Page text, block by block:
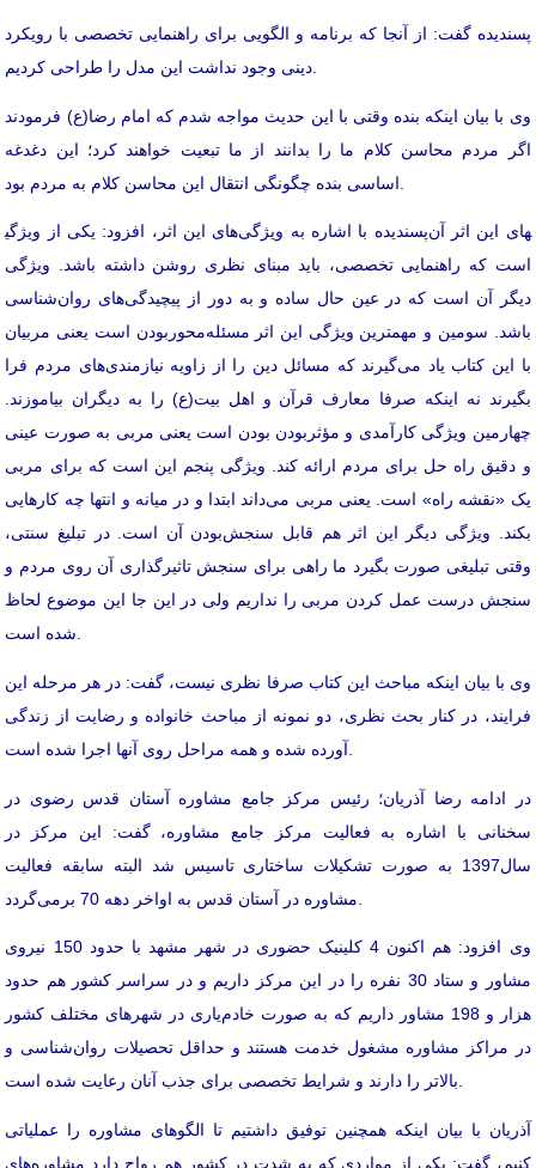
پسندیده گفت: از آنجا که برنامه و الگویی برای راهنمایی تخصصی با رویکرد
وی با بیان اینکه بنده وقتی با این حدیث مواجه شدم که امام رضا(ع) فرمودند
اگر مردم محاسن کلام ما را بدانند از ما تبعیت خواهند کرد؛ این دغدغه
پسندیده با اشاره به ویژگی‌های این اثر، افزود: یکی از ویژگی‎های این اثر آن
است که راهنمایی تخصصی، باید مبنای نظری روشن داشته باشد. ویژگی
دیگر آن است که در عین حال ساده و به دور از پیچیدگی‌های روان‌شناسی
باشد. سومین و مهمترین ویژگی این اثر مسئله‌محوربودن است یعنی مربیان
با این کتاب یاد می‌گیرند که مسائل دین را از زاویه نیازمندی‌های مردم فرا
بگیرند نه اینکه صرفا معارف قرآن و اهل بیت(ع) را به دیگران بیاموزند.
چهارمین ویژگی کارآمدی و مؤثربودن بودن است یعنی مربی به صورت عینی
و دقیق راه حل برای مردم ارائه کند. ویژگی پنجم این است که برای مربی
یک «نقشه راه» است. یعنی مربی می‌داند ابتدا و در میانه و انتها چه کارهایی
بکند. ویژگی دیگر این اثر هم قابل سنجش‌بودن آن است. در تبلیغ سنتی،
وقتی تبلیغی صورت بگیرد ما راهی برای سنجش تاثیرگذاری آن روی مردم و
سنجش درست عمل کردن مربی را نداریم ولی در این جا این موضوع لحاظ
شده است.
وی با بیان اینکه مباحث این کتاب صرفا نظری نیست، گفت: در هر مرحله این
فرایند، در کنار بحث نظری، دو نمونه از مباحث خانواده و رضایت از زندگی
در ادامه رضا آذریان؛ رئیس مرکز جامع مشاوره آستان قدس رضوی در
سخنانی با اشاره به فعالیت مرکز جامع مشاوره، گفت: این مرکز در
سال1397 به صورت تشکیلات ساختاری تاسیس شد البته سابقه فعالیت
وی افزود: هم اکنون 4 کلینیک حضوری در شهر مشهد با حدود 150 نیروی
مشاور و ستاد 30 نفره را در این مرکز داریم و در سراسر کشور هم حدود
هزار و 198 مشاور داریم که به صورت خادم‌یاری در شهرهای مختلف کشور
در مراکز مشاوره مشغول خدمت هستند و حداقل تحصیلات روان‌شناسی و
بالاتر را دارند و شرایط تخصصی برای جذب آنان رعایت شده است.
آذریان با بیان اینکه همچنین توفیق داشتیم تا الگوهای مشاوره را عملیاتی
کنیم، گفت: یکی از مواردی که به شدت در کشور هم رواج دارد مشاوره‌های